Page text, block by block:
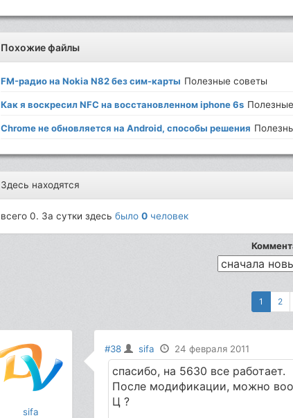
Похожие файлы
FM-радио на Nokia N82 без сим-карты Полезные советы
Как я воскресил NFC на восстановленном iphone 6s
Chrome не обновляется на Android, способы решения
Здесь находятся
всего 0. За сутки здесьбыло0 человек
1 2
sifa
#38 sifa 24 февраля 2011
спасибо, на 5630 все работает.
После модификации, можно
Ц ?